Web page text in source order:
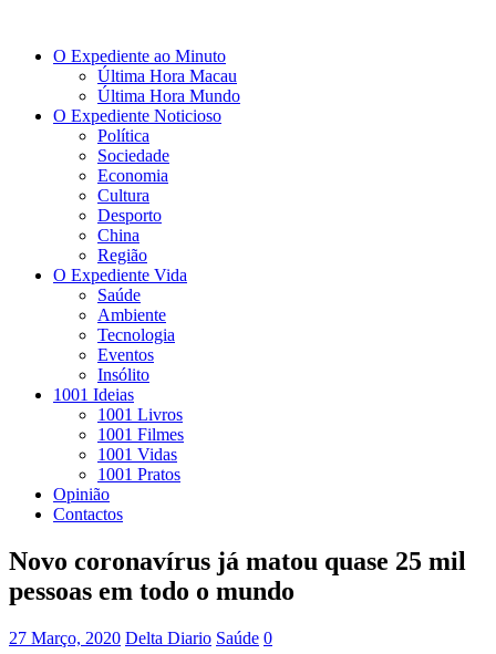
O Expediente ao Minuto
Última Hora Macau
Última Hora Mundo
O Expediente Noticioso
Política
Sociedade
Economia
Cultura
Desporto
China
Região
O Expediente Vida
Saúde
Ambiente
Tecnologia
Eventos
Insólito
1001 Ideias
1001 Livros
1001 Filmes
1001 Vidas
1001 Pratos
Opinião
Contactos
Novo coronavírus já matou quase 25 mil
pessoas em todo o mundo
27 Março, 2020 Delta Diario Saúde 0